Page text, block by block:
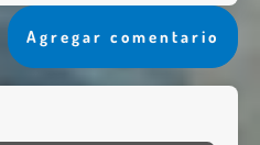
Agregar comentario